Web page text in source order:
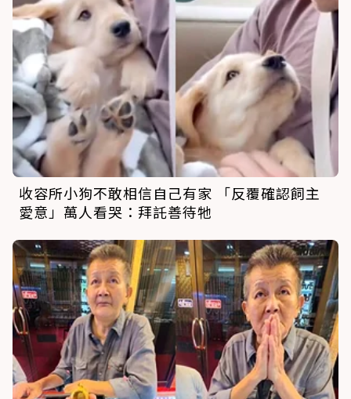
收容所小狗不敢相信自己有家 「反覆確認飼主
愛意」萬人看哭：拜託善待牠